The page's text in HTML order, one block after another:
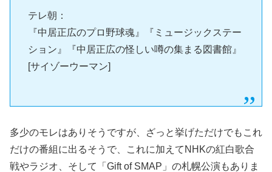
テレ朝：
『中居正広のプロ野球魂』『ミュージックステー
ション』『中居正広の怪しい噂の集まる図書館』
[サイゾーウーマン]
多少のモレはありそうですが、ざっと挙げただけでもこれ
だけの番組に出るそうで、これに加えてNHKの紅白歌合
戦やラジオ、そして「Gift of SMAP」の札幌公演もありま